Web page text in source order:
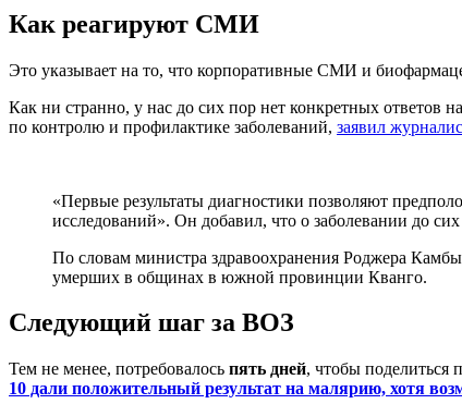
Как реагируют СМИ
Это указывает на то, что корпоративные СМИ и
Как ни странно, у нас до сих пор нет конкретных ответов
по контролю и профилактике заболеваний, заявил
«Первые результаты диагностики позволяют
исследований». Он добавил, что о заболевании до
По словам министра здравоохранения Роджера
умерших в общинах в южной провинции Кванго.
Следующий шаг за ВОЗ
Тем не менее, потребовалось пять дней, чтобы поделиться
10 дали положительный результат на малярию, хотя